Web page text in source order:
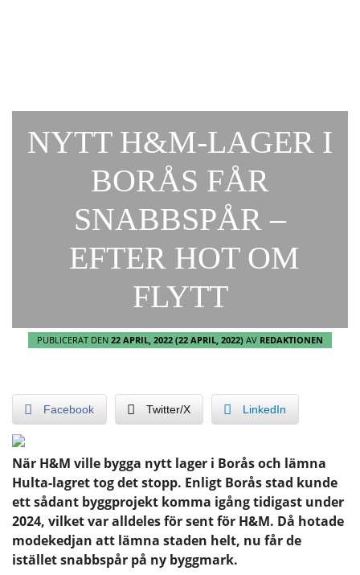
NYTT H&M-LAGER I
BORÅS FÅR
SNABBSPÅR –
EFTER HOT OM
FLYTT
PUBLICERAT DEN 22 APRIL, 2022 (22 APRIL, 2022) AV REDAKTIONEN
Facebook Twitter/X LinkedIn
När H&M ville bygga nytt lager i Borås och lämna
Hulta-lagret tog det stopp. Enligt Borås stad kunde
ett sådant byggprojekt komma igång tidigast under
2024, vilket var alldeles för sent för H&M. Då hotade
modekedjan att lämna staden helt, nu får de
istället snabbspår på ny byggmark.